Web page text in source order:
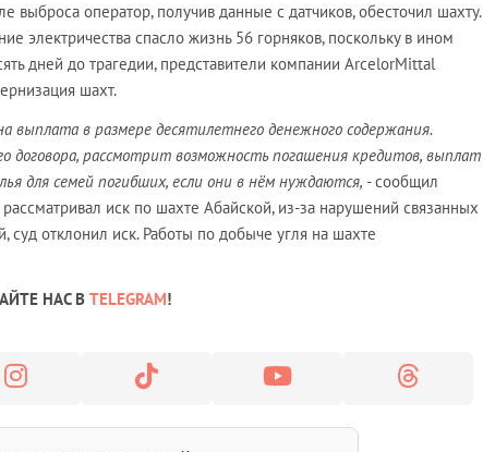
выброса оператор, получив данные с датчиков, обесточил шахту.
электричества спасло жизнь 56 горняков, поскольку в ином
дней до трагедии, представители компании ArcelorMittal
шахт.
выплата в размере десятилетнего денежного содержания.
договора, рассмотрит возможность погашения кредитов, выплат
для семей погибших, если они в нём нуждаются, - сообщил
иск по шахте Абайской, из-за нарушений связанных
суд отклонил иск. Работы по добыче угля на шахте
НАС В TELEGRAM!